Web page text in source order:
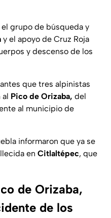
grupo de búsqueda y
y el apoyo de Cruz Roja
y descenso de los
que tres alpinistas
al Pico de Orizaba, del
al municipio de
informaron que ya se
en Citlaltépec, que
de Orizaba,
de los